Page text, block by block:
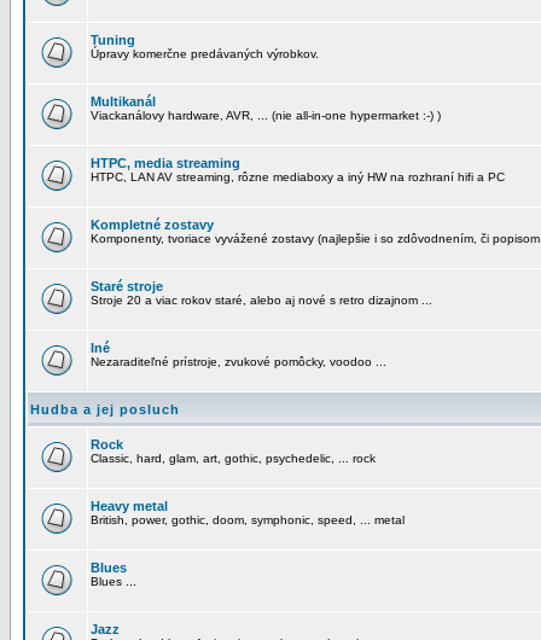
Tuning
Úpravy komerčne predávaných výrobkov.
Multikanál
Viackanálovy hardware, AVR, ... (nie all-in-one hypermarket :-) )
HTPC, media streaming
HTPC, LAN AV streaming, rôzne mediaboxy a iný HW na rozhraní hifi a PC
Kompletné zostavy
Komponenty, tvoriace vyvážené zostavy (najlepšie i so zdôvodnením, či
Staré stroje
Stroje 20 a viac rokov staré, alebo aj nové s retro dizajnom ...
Iné
Nezaraditeľné prístroje, zvukové pomôcky, voodoo ...
Hudba a jej posluch
Rock
Classic, hard, glam, art, gothic, psychedelic, ... rock
Heavy metal
British, power, gothic, doom, symphonic, speed, ... metal
Blues
Blues ...
Jazz